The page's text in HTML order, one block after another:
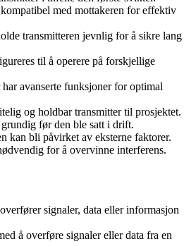
med mottakeren for effektiv
transmitteren jevnlig for å sikre lang
til å operere på forskjellige
avanserte funksjoner for optimal
og holdbar transmitter til prosjektet.
før den ble satt i drift.
kan bli påvirket av eksterne faktorer.
for å overvinne interferens.
signaler, data eller informasjon
å overføre signaler eller data fra en